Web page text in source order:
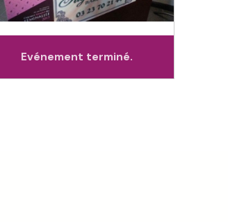
Evénement terminé.